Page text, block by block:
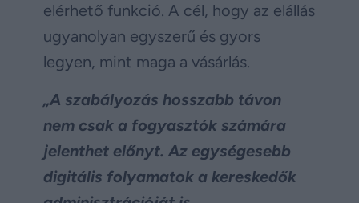
elérhető funkció. A cél, hogy az elállás
ugyanolyan egyszerű és gyors
legyen, mint maga a vásárlás.
„A szabályozás hosszabb távon
nem csak a fogyasztók számára
jelenthet előnyt. Az egységesebb
digitális folyamatok a kereskedők